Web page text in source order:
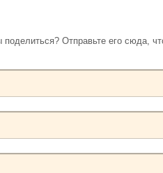
Отправьте его сюда,